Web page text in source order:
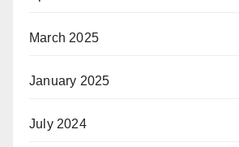
March 2025
January 2025
July 2024